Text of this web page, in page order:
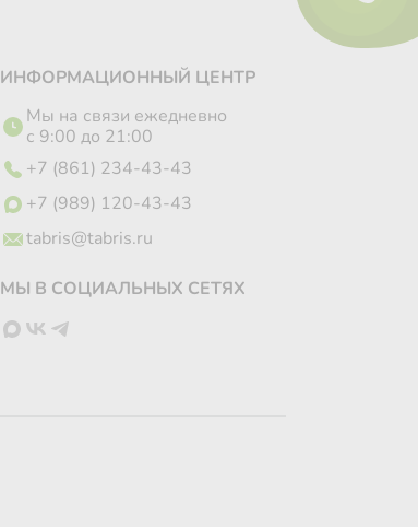
ИНФОРМАЦИОННЫЙ ЦЕНТР
Мы на связи ежедневно
с 9:00 до 21:00
+7 (861) 234-43-43
+7 (989) 120-43-43
tabris@tabris.ru
МЫ В СОЦИАЛЬНЫХ СЕТЯХ